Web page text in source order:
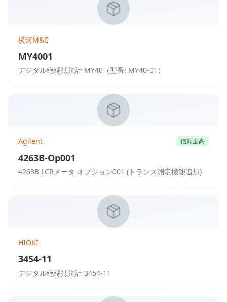
横河M&C
MY4001
デジタル絶縁抵抗計 MY40（型番: MY40-01）
Agilent 信頼度高
4263B-Op001
4263B LCRメータ オプション001 (トランス測定機能追加)
HIOKI
3454-11
デジタル絶縁抵抗計 3454-11